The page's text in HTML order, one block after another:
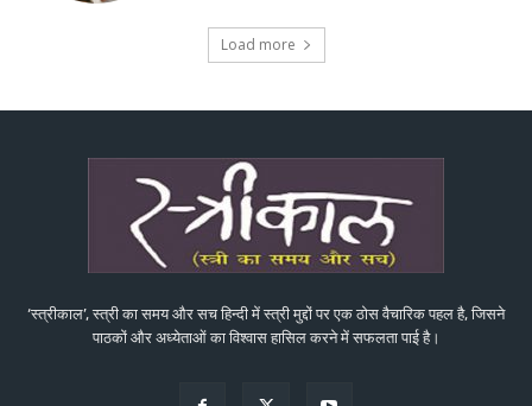
Load more
‘स्त्रीकाल’, स्त्री का समय और सच हिन्दी में स्त्री मुद्दों पर एक ठोस वैचारिक पहल है, जिसने
पाठकों और अध्येताओं का विश्वास हासिल करने में सफलता पाई है।